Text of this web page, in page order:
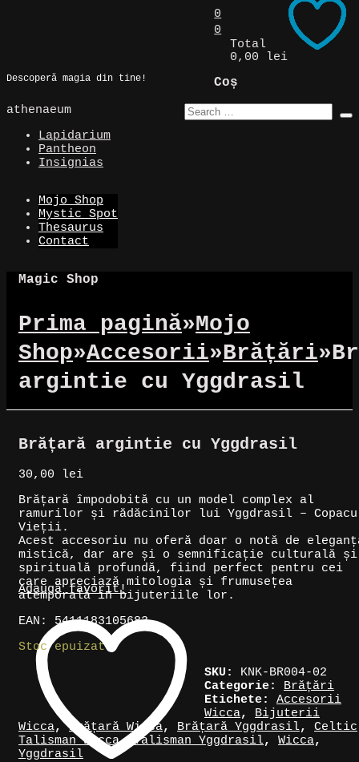
Descoperă magia din tine!
0
0
Total
0,00 lei
Coș
athenaeum
Lapidarium
Pantheon
Insignias
Mojo Shop
Mystic Spot
Thesaurus
Contact
Magic Shop
Prima pagină»Mojo
Shop»Accesorii»Brățări»
argintie cu Yggdrasil
Brățară argintie cu Yggdrasil
30,00
lei
Brățară împodobită cu un model complex al
ramurilor și rădăcinilor lui Yggdrasil –
Vieții.
Acest accesoriu nu oferă doar o notă de
mistică, dar are și o semnificație culturală și
spirituală profundă, fiind perfect pentru cei
care apreciază mitologia și frumusețea
atemporală în bijuteriile lor.
EAN: 5411183105683
Stoc epuizat
Adaugă favorit!
SKU: KNK-BR004-02
Categorie: Brățări
Etichete: Accesorii
Wicca, Bijuterii
Wicca,Brățară Wicca, Brățară Yggdrasil, Celtic
Talisman Wicca, Talisman Yggdrasil, Wicca,
Yggdrasil